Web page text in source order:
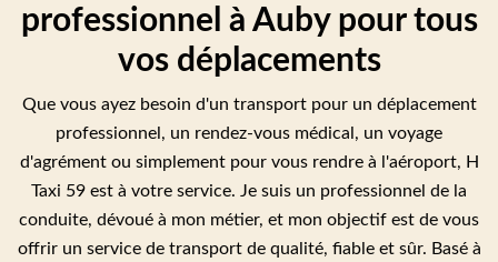
professionnel à Auby pour tous
vos déplacements
Que vous ayez besoin d'un transport pour un déplacement
professionnel, un rendez-vous médical, un voyage
d'agrément ou simplement pour vous rendre à l'aéroport, H
Taxi 59 est à votre service. Je suis un professionnel de la
conduite, dévoué à mon métier, et mon objectif est de vous
offrir un service de transport de qualité, fiable et sûr. Basé à